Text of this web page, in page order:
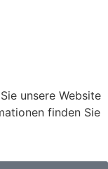
unsere Website
finden Sie